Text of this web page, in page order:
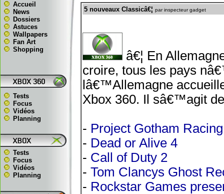
Accueil
News
Dossiers
Astuces
Wallpapers
Fan Art
Shopping
Tests
Focus
Vidéos
Planning
Tests
Focus
Vidéos
Planning
5 nouveaux Classicâ€¦ par inspecteur gadget
â€¦ En
croire, tous les pays
lâ€™Allemagne
Xbox 360. Il sâ€™agit
- Project Gotham
- Dead or Alive 4
- Call of Duty 2
- Tom Clancys Ghost
- Rockstar Games